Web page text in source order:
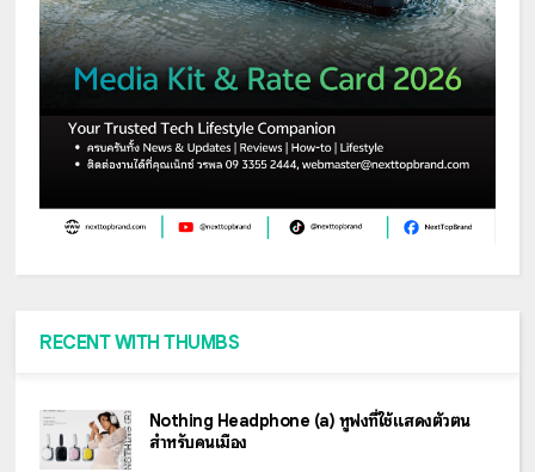
RECENT WITH THUMBS
Nothing Headphone (a) หูฟังที่ใช้แสดงตัวตน
สำหรับคนเมือง